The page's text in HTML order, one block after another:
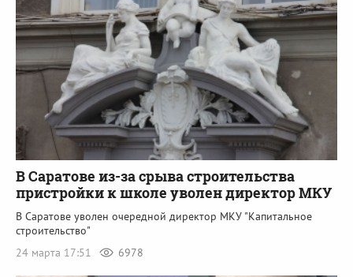
В Саратове из-за срыва строительства
пристройки к школе уволен директор МКУ
В Саратове уволен очередной директор МКУ "Капитальное
строительство"
24 марта 17:51
6978